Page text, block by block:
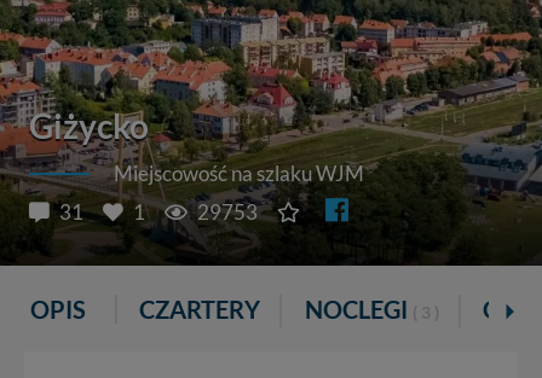
Giżycko
Miejscowość na szlaku WJM
31
1 29753
OPIS CZARTERY NOCLEGI ( 3 )